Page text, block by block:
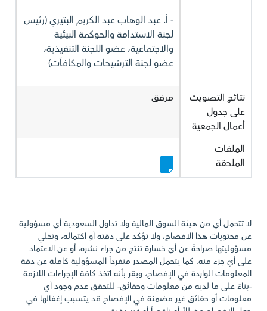
- أ. عبد الوهاب عبد الكريم البتيري (رئيس
لجنة الاستدامة والحوكمة البيئية
والاجتماعية، عضو اللجنة التنفيذية،
عضو لجنة الترشيحات والمكافآت)
نتائج التصويت
على جدول
أعمال الجمعية
مرفق
الملفات
الملحقة
لا تتحمل أي من هيئة السوق المالية ولا تداول السعودية أي مسؤولية
عن محتويات هذا الإفصاح، ولا تؤكد على دقته أو اكتماله، وتخلي
مسؤوليتها صراحةً عن أيّ خسارة تنتج من جراء نشره، أو عن الاعتماد
على أيّ جزء منه. كما يتحمل المصدر منفرداً المسؤولية كاملة عن دقة
المعلومات الواردة في الإفصاح، ويقر بأنه اتخذ كافة الإجراءات اللازمة
-بناءً على ما لديه من معلومات وحقائق- للتحقق عدم وجود أي
معلومات أو حقائق غير مضمنة في الإفصاح قد يتسبب إغفالها في